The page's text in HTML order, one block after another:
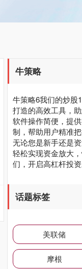
牛策略
牛策略6我们的炒股
打造的高效工具，
软件操作简便，提
制，帮助用户精准
无论您是新手还是
轻松实现资金放大
们，开启高杠杆投资
话题标签
美联储
摩根